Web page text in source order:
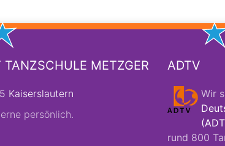
TANZSCHULE METZGER
Kaiserslautern
persönlich.
ADTV
Wir
rund 800